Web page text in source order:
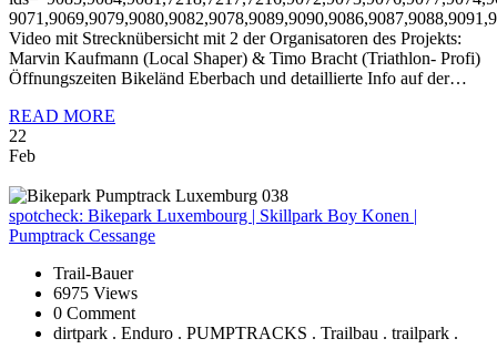
Video mit Strecknübersicht mit 2 der Organisatoren des Projekts:
Marvin Kaufmann (Local Shaper) & Timo Bracht (Triathlon- Profi)
Öffnungszeiten Bikeländ Eberbach und detaillierte Info auf der…
READ MORE
22
Feb
spotcheck: Bikepark Luxembourg | Skillpark Boy Konen |
Pumptrack Cessange
Trail-Bauer
6975 Views
0 Comment
dirtpark . Enduro . PUMPTRACKS . Trailbau . trailpark .